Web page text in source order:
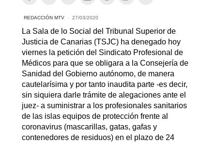
REDACCIÓN MTV 27/03/2020
La Sala de lo Social del Tribunal Superior de
Justicia de Canarias (TSJC) ha denegado hoy
viernes la petición del Sindicato Profesional de
Médicos para que se obligara a la Consejería de
Sanidad del Gobierno autónomo, de manera
cautelarísima y por tanto inaudita parte -es decir,
sin siquiera darle trámite de alegaciones ante el
juez- a suministrar a los profesionales sanitarios
de las islas equipos de protección frente al
coronavirus (mascarillas, gatas, gafas y
contenedores de residuos) en el plazo de 24